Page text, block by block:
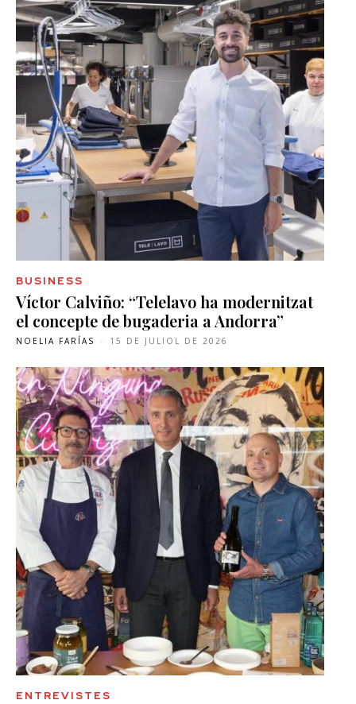
BUSINESS
Víctor Calviño: “Telelavo ha modernitzat
el concepte de bugaderia a Andorra”
NOELIA FARÍAS - 15 DE JULIOL DE 2026
ENTREVISTES